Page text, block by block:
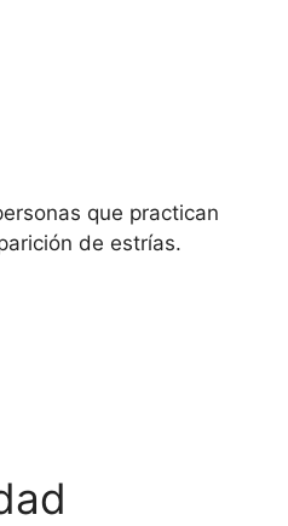
que practican
de estrías.